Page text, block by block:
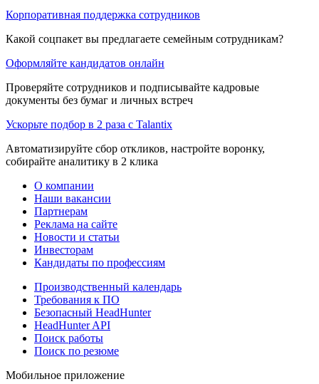
Корпоративная поддержка сотрудников
Какой соцпакет вы предлагаете семейным сотрудникам?
Оформляйте кандидатов онлайн
Проверяйте сотрудников и подписывайте кадровые
документы без бумаг и личных встреч
Ускорьте подбор в 2 раза с Talantix
Автоматизируйте сбор откликов, настройте воронку,
собирайте аналитику в 2 клика
О компании
Наши вакансии
Партнерам
Реклама на сайте
Новости и статьи
Инвесторам
Кандидаты по профессиям
Производственный календарь
Требования к ПО
Безопасный HeadHunter
HeadHunter API
Поиск работы
Поиск по резюме
Мобильное приложение